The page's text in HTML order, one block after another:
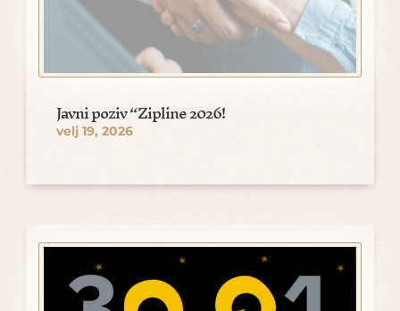
Javni poziv “Zipline 2026!
velj 19, 2026